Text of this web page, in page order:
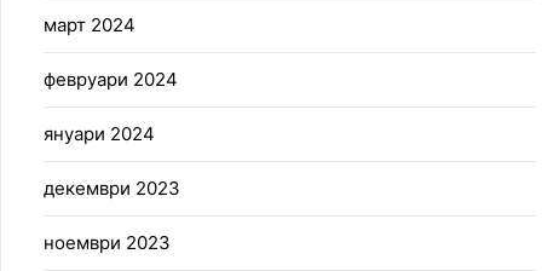
март 2024
февруари 2024
януари 2024
декември 2023
ноември 2023